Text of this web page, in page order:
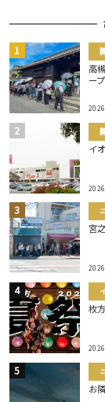
高
ー
イ
宮
枚
お